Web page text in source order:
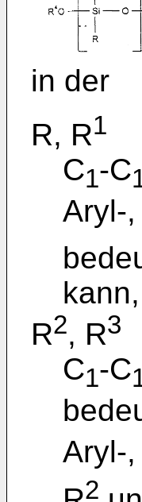
in der
R, R1
C1-C
Aryl-,
kann,
R2, R3
C1-C
Aryl-,
2